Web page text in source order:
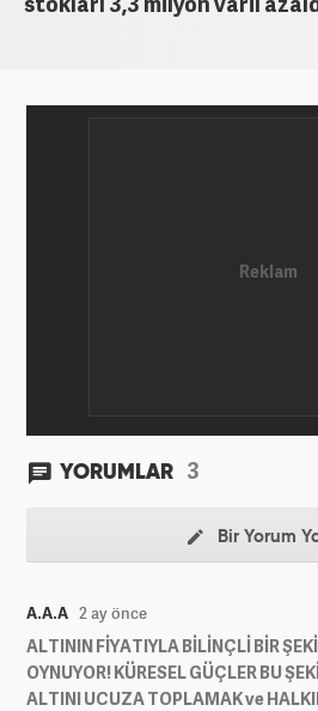
YORUMLAR 3
Bir Yorum
A.A.A 2 ay önce
ALTININ FİYATIYLA BİLİNÇLİ BİR
OYNUYOR! KÜRESEL GÜÇLER BU
ALTINI UCUZA TOPLAMAK ve